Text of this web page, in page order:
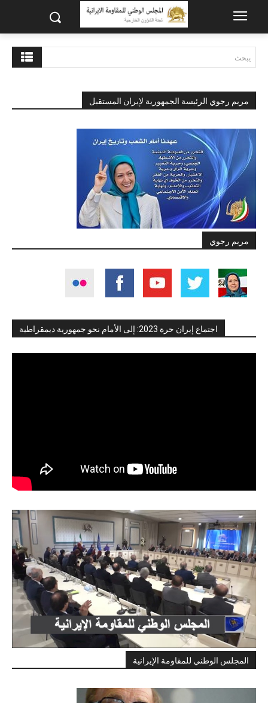
يبحث
مريم رجوي الرئيسة الجمهورية لإيران المستقبل
مريم رجوي
اجتماع إيران حرة 2023: إلى الأمام نحو جمهورية ديمقراطية
المجلس الوطني للمقاومة الإيرانية